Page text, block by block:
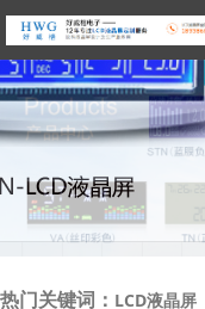
热门关键词 ： LCD液晶屏